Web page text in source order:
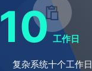
10 工作日
复杂系统十个工作日